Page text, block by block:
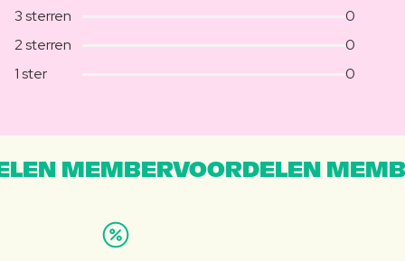
3 sterren
0
2 sterren
0
1 ster
0
MEMBERVOORDELEN